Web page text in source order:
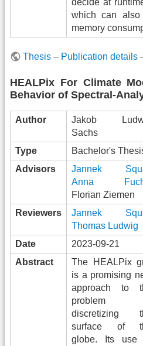
which can also
memory
Thesis – Publication details
HEALPix For Climate
Behavior of Spectral-
Author
Jakob
Sachs
Type
Bachelor's
Advisors
Jannek
Anna
Florian Ziemen
Reviewers
Jannek
Thomas Ludwig
Date
2023-09-21
Abstract
The HEALPix
is a promising
approach to
problem
discretizing
surface of
globe. Its use